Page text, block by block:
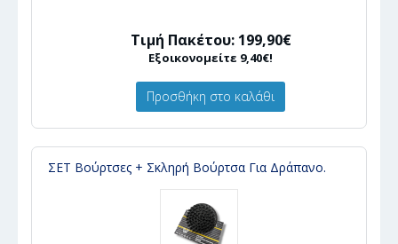
Τιμή Πακέτου: 199,90€
Εξοικονομείτε 9,40€!
Προσθήκη στο καλάθι
ΣΕΤ Βούρτσες + Σκληρή Βούρτσα Για Δράπανο.